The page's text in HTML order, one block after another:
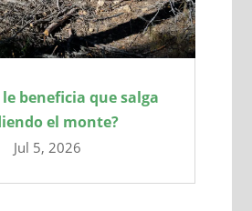
beneficia que salga
el monte?
Jul 5, 2026